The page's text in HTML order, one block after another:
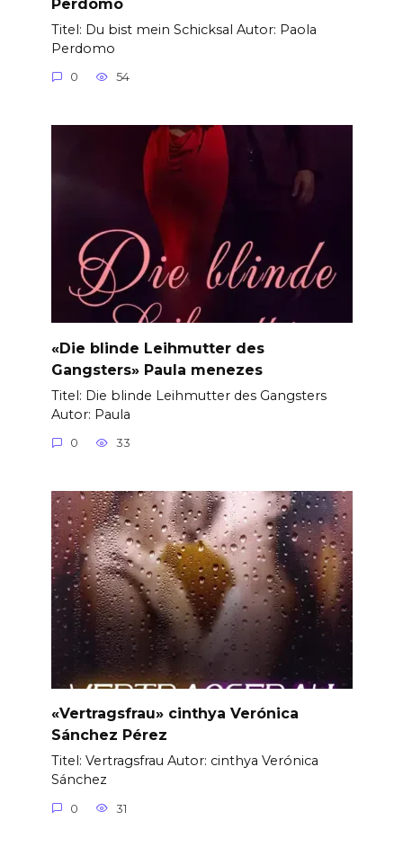
Perdomo
Titel: Du bist mein Schicksal Autor: Paola
Perdomo
0 54
«Die blinde Leihmutter des
Gangsters» Paula menezes
Titel: Die blinde Leihmutter des Gangsters
Autor: Paula
0 33
«Vertragsfrau» cinthya Verónica
Sánchez Pérez
Titel: Vertragsfrau Autor: cinthya Verónica
Sánchez
0 31